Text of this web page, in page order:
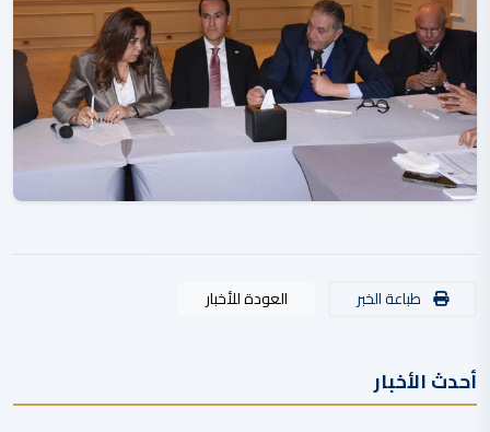
طباعة الخبر العودة للأخبار
أحدث الأخبار